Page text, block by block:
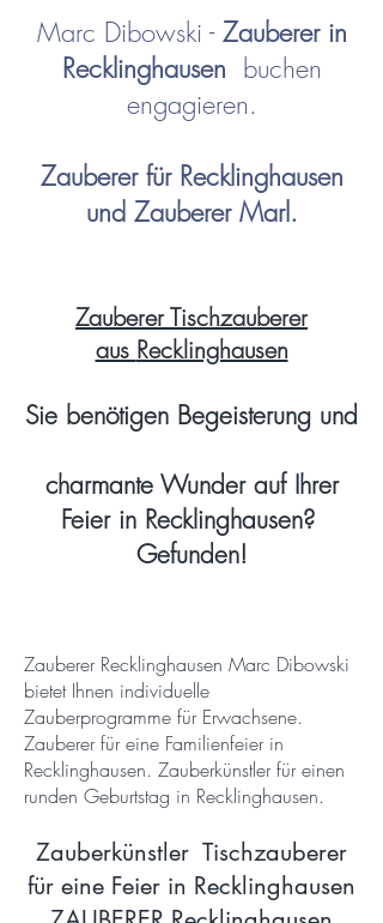
Marc Dibowski - Zauberer in
Recklinghausen buchen
engagieren.
Zauberer für Recklinghausen
und Zauberer Marl.
Zauberer Tischzauberer
aus Recklinghausen
Sie benötigen Begeisterung und
charmante Wunder auf Ihrer
Feier in Recklinghausen?
Gefunden!
Zauberer Recklinghausen Marc Dibowski
bietet Ihnen individuelle
Zauberprogramme für Erwachsene.
Zauberer für eine Familienfeier in
Recklinghausen. Zauberkünstler für einen
runden Geburtstag in Recklinghausen.
Zauberkünstler Tischzauberer
für eine Feier in Recklinghausen